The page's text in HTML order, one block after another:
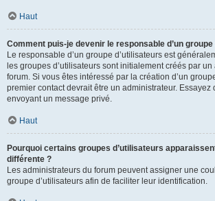
Haut
Comment puis-je devenir le responsable d’un groupe
Le responsable d’un groupe d’utilisateurs est
les groupes d’utilisateurs sont initialement créés par
forum. Si vous êtes intéressé par la création d’un
premier contact devrait être un administrateur. Essayez
envoyant un message privé.
Haut
Pourquoi certains groupes d’utilisateurs
différente ?
Les administrateurs du forum peuvent assigner une
groupe d’utilisateurs afin de faciliter leur identification.